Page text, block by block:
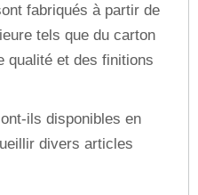
fabriqués à partir de
tels que du carton
qualité et des finitions
ils disponibles en
divers articles